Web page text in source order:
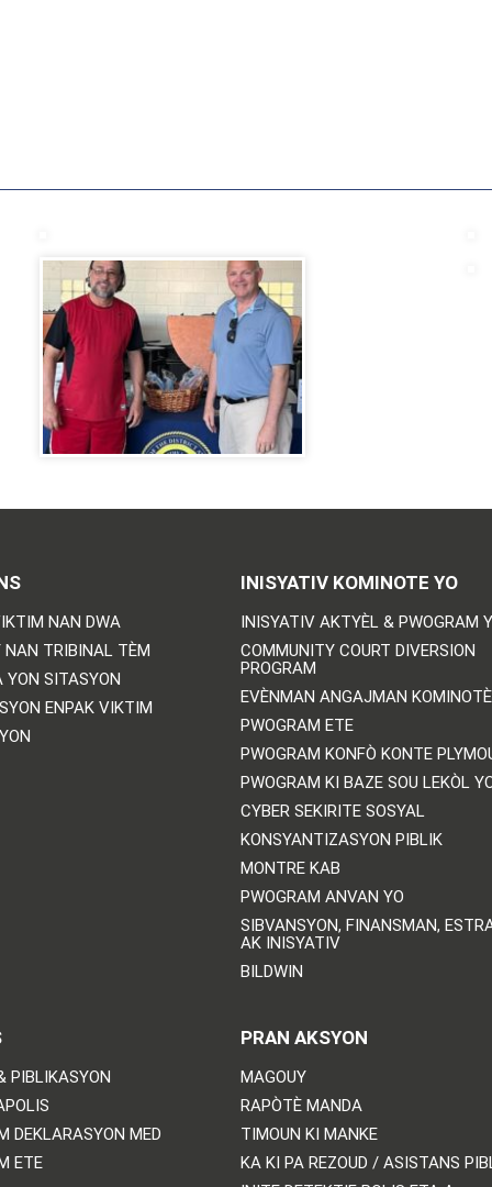
NAN DWA
NAN TRIBINAL TÈM
YON SITASYON
ENPAK VIKTIM
INISYATIV KOMINOTE YO
INISYATIV AKTYÈL & PWOGRAM
COMMUNITY COURT DIVERSION
PROGRAM
EVÈNMAN ANGAJMAN KOMINOTÈ
PWOGRAM ETE
PWOGRAM KONFÒ KONTE
PWOGRAM KI BAZE SOU LEKÒL
CYBER SEKIRITE SOSYAL
KONSYANTIZASYON PIBLIK
MONTRE KAB
PWOGRAM ANVAN YO
SIBVANSYON, FINANSMAN,
AK INISYATIV
BILDWIN
PIBLIKASYON
DEKLARASYON MED
ETE
PRAN AKSYON
MAGOUY
RAPÒTÈ MANDA
TIMOUN KI MANKE
KA KI PA REZOUD / ASISTANS